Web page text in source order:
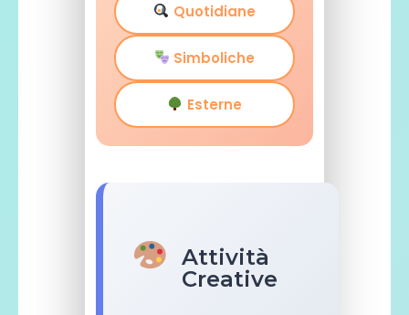
Quotidiane
Simboliche
Esterne
Attività
Creative